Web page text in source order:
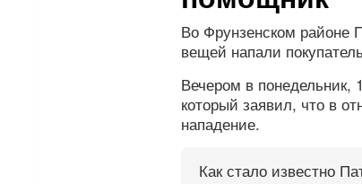
Во Фрунзенском районе
вещей напали
Вечером в понедельник,
который заявил, что в
нападение.
Как стало известно